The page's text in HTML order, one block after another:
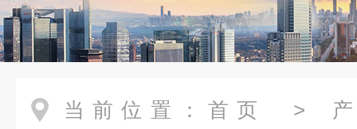
当前位置： 首页 >